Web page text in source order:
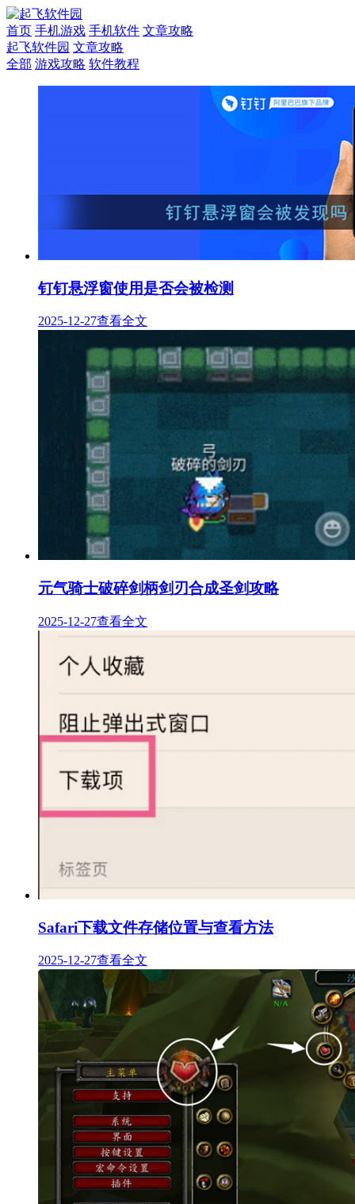
首页 手机游戏 手机软件 文章攻略
起飞软件园 文章攻略
全部 游戏攻略 软件教程
钉钉悬浮窗使用是否会被检测
2025-12-27查看全文
元气骑士破碎剑柄剑刃合成圣剑攻略
2025-12-27查看全文
Safari下载文件存储位置与查看方法
2025-12-27查看全文